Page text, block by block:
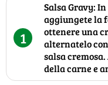
1
Salsa Gravy:
aggiungete la
ottenere una
alternatelo
salsa
della carne e